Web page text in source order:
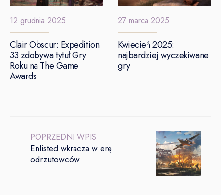
12 grudnia 2025
Clair Obscur: Expedition
33 zdobywa tytuł Gry
Roku na The Game
Awards
27 marca 2025
Kwiecień 2025:
najbardziej wyczekiwane
gry
POPRZEDNI WPIS
Enlisted wkracza w erę
odrzutowców